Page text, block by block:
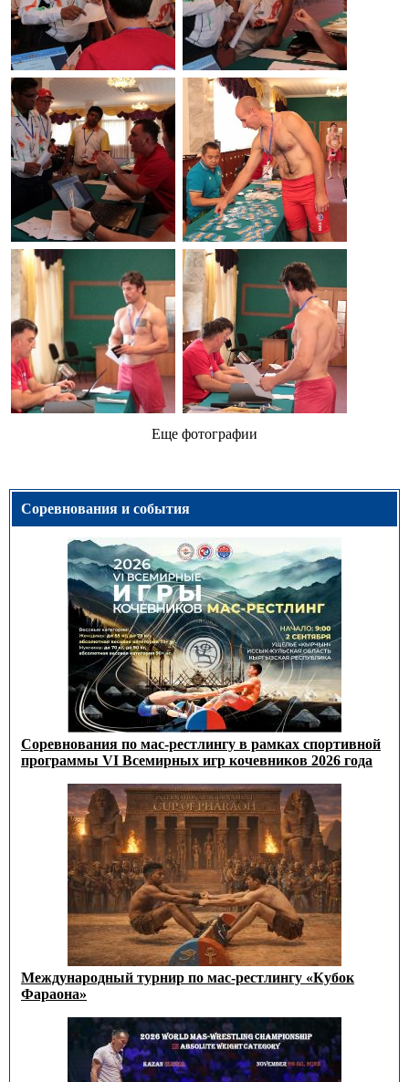
Еще фотографии
Соревнования и события
Соревнования по мас-рестлингу в рамках спортивной
программы VI Всемирных игр кочевников 2026 года
Международный турнир по мас-рестлингу «Кубок
Фараона»